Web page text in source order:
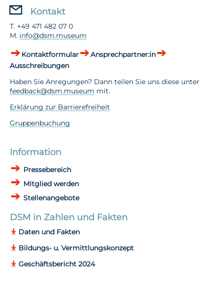
Kontakt
T. +49 471 482 07 0
M. info@dsm.museum
Kontaktformular
Ansprechpartner:in
Ausschreibungen
Haben Sie Anregungen? Dann teilen Sie uns diese unter
feedback@dsm.museum mit.
Erklärung zur Barrierefreiheit
Gruppenbuchung
Information
Pressebereich
Mitglied werden
Stellenangebote
DSM in Zahlen und Fakten
Daten und Fakten
Bildungs- u. Vermittlungskonzept
Geschäftsbericht 2024